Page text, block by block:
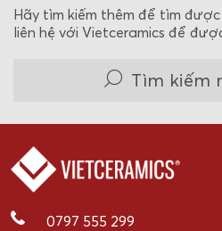
Hãy tìm kiếm thêm để tìm
liên hệ với Vietceramics để
Tìm kiếm
0797 555 299